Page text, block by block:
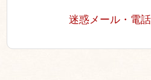
迷惑メール・電